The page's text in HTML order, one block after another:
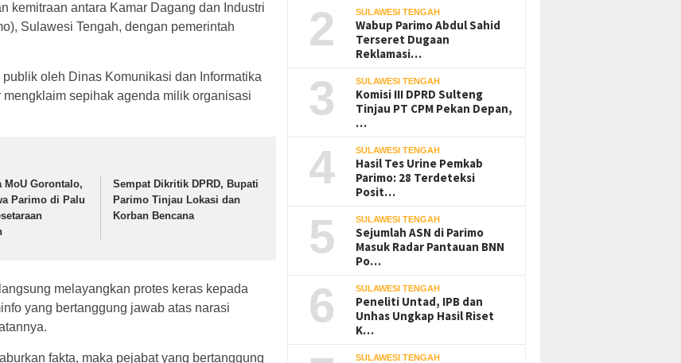
kemitraan antara Kamar Dagang dan Industri
Sulawesi Tengah, dengan pemerintah
oleh Dinas Komunikasi dan Informatika
sepihak agenda milik organisasi
MoU Gorontalo,
Parimo di Palu
Sempat Dikritik DPRD, Bupati
Parimo Tinjau Lokasi dan
Korban Bencana
melayangkan protes keras kepada
yang bertanggung jawab atas narasi
fakta, maka pejabat yang bertanggung
2 SULAWESI TENGAH
Wabup Parimo Abdul Sahid
Terseret Dugaan
Reklamasi…
3 SULAWESI TENGAH
Komisi III DPRD Sulteng
Tinjau PT CPM Pekan Depan,
…
4 SULAWESI TENGAH
Hasil Tes Urine Pemkab
Parimo: 28 Terdeteksi
Posit…
5 SULAWESI TENGAH
Sejumlah ASN di Parimo
Masuk Radar Pantauan BNN
Po…
6 SULAWESI TENGAH
Peneliti Untad, IPB dan
Unhas Ungkap Hasil Riset
K…
SULAWESI TENGAH